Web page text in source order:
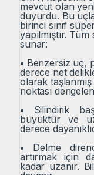
mevcut olan
duyurdu. Bu
birinci sınıf
yapılmıştır.
sunar:
• Benzersiz uç,
derece net
olarak
noktası
• Silindirik
büyüktür ve
derece
• Delme
artırmak için
kadar uzanır.